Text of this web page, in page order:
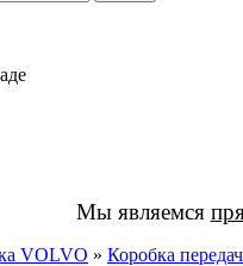
Мы являемся
VOLVO » Коробка